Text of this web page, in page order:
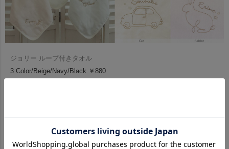
ジョリー ループ付きタオル
3 Color/Beige/Navy/Black ￥880
スタッフおすすめの入園グッズはこちら